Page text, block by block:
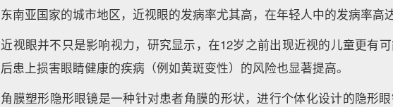
东南亚国家的城市地区，近视眼的发病率尤其高，在年轻人中的发病率高
近视眼并不只是影响视力，研究显示，在12岁之前出现近视的儿童更有
后患上损害眼睛健康的疾病（例如黄斑变性）的风险也显著提高。
角膜塑形隐形眼镜是一种针对患者角膜的形状，进行个体化设计的隐形